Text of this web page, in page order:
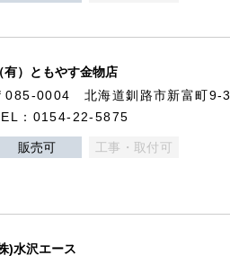
有）ともやす金物店
085-0004 北海道釧路市新富町9-3
：0154-22-5875
販売可 工事・取付可
)水沢エース